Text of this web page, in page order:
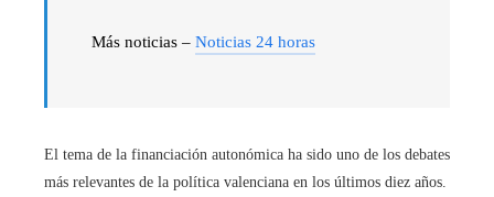
Más noticias – Noticias 24 horas
El tema de la financiación autonómica ha sido uno de los debates
más relevantes de la política valenciana en los últimos diez años.